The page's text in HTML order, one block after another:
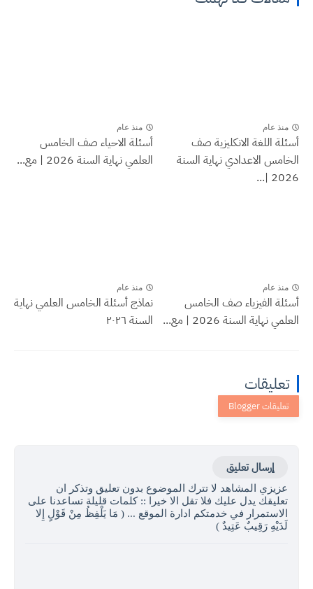
منذ عام
أسئلة اللغة الانكليزية صف
الخامس الاعدادي نهاية السنة
2026 |...
منذ عام
أسئلة الاحياء صف الخامس
العلمي نهاية السنة 2026 | مع...
منذ عام
أسئلة الفيزياء صف الخامس
العلمي نهاية السنة 2026 | مع...
منذ عام
نماذج أسئلة الخامس العلمي نهاية
السنة ٢٠٢٦
تعليقات
إرسال تعليق
عزيزي المشاهد لا تترك الموضوع بدون تعليق وتذكر ان
تعليقك يدل عليك فلا تقل الا خيرا :: كلمات قليلة تساعدنا على
الاستمرار في خدمتكم ادارة الموقع ... ( مَا يَلْفِظُ مِنْ قَوْلٍ إِلا
لَدَيْهِ رَقِيبٌ عَتِيدٌ )